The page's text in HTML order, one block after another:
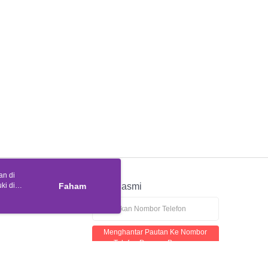
APP Rasmi
Menghantar Pautan Ke Nombor
Telefon Dengan Percuma
di
di
Faham